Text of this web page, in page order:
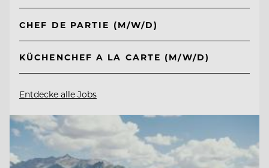
CHEF DE PARTIE (M/W/D)
KÜCHENCHEF A LA CARTE (M/W/D)
Entdecke alle Jobs